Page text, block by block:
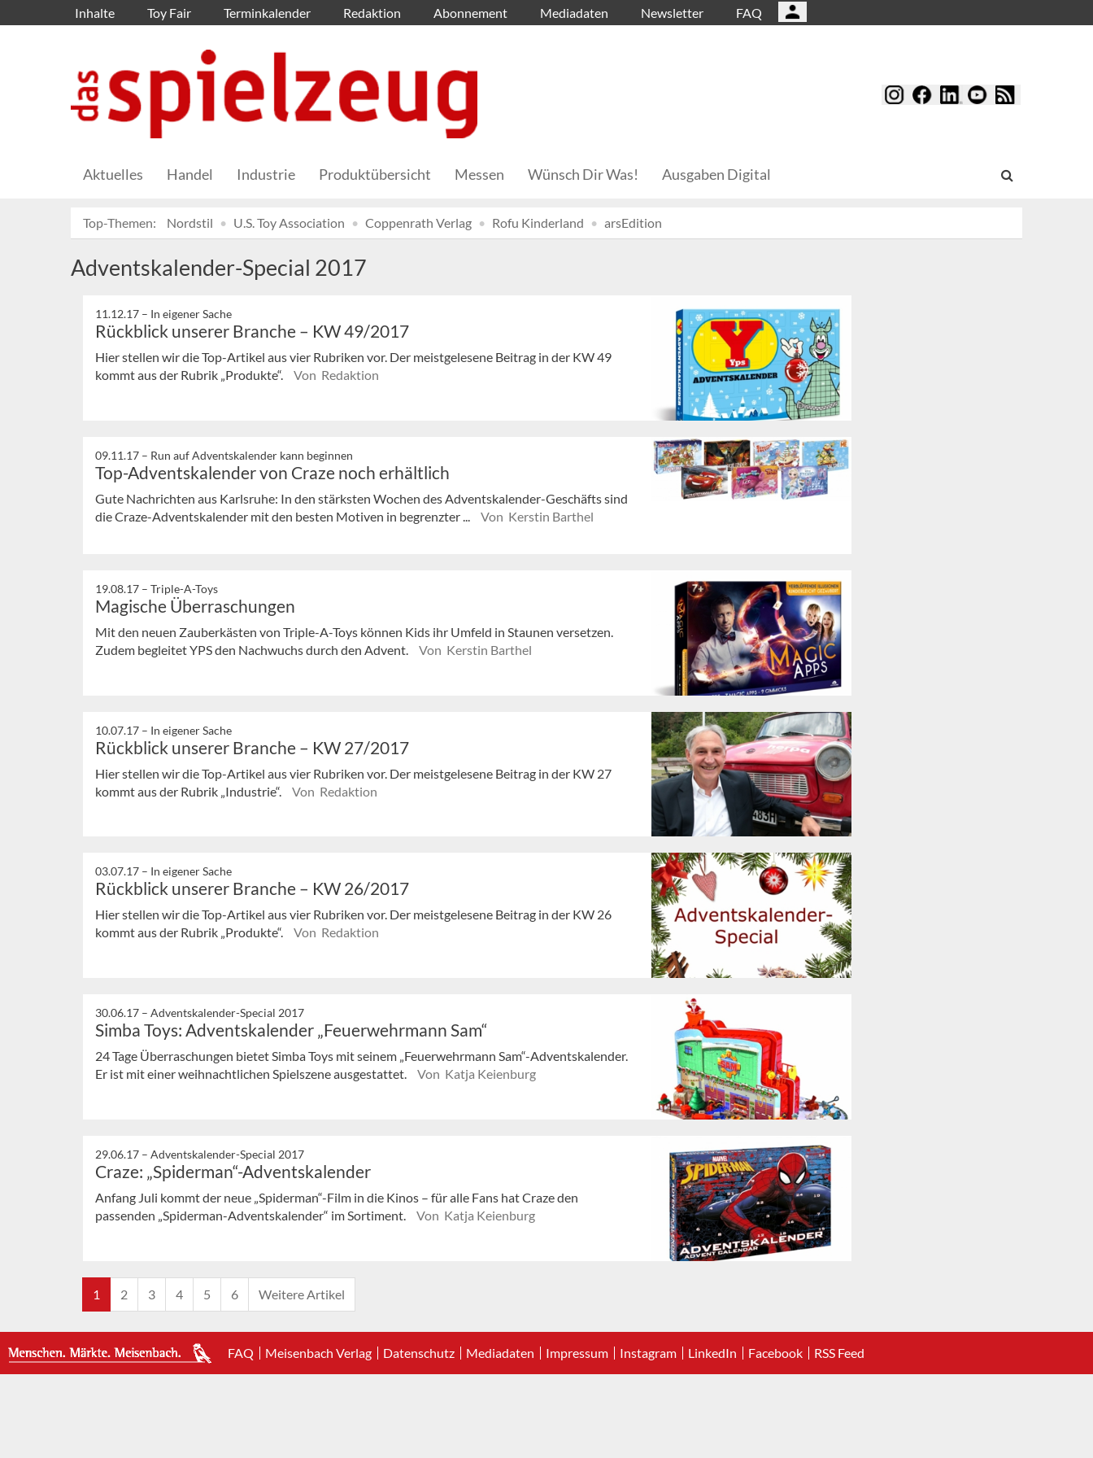
Inhalte Toy Fair Terminkalender Redaktion Abonnement Mediadaten Newsletter FAQ
Aktuelles Handel Industrie Produktübersicht Messen Wünsch Dir Was! Ausgaben Digital
Top-Themen: Nordstil U.S. Toy Association Coppenrath Verlag Rofu Kinderland arsEdition
Adventskalender-Special 2017
11.12.17 – In eigener Sache
Rückblick unserer Branche – KW 49/2017
Hier stellen wir die Top-Artikel aus vier Rubriken vor. Der meistgelesene Beitrag in der KW 49
kommt aus der Rubrik „Produkte“.
Von Redaktion
09.11.17 – Run auf Adventskalender kann beginnen
Top-Adventskalender von Craze noch erhältlich
Gute Nachrichten aus Karlsruhe: In den stärksten Wochen des Adventskalender-Geschäfts sind
die Craze-Adventskalender mit den besten Motiven in begrenzter ...
Von Kerstin Barthel
19.08.17 – Triple-A-Toys
Magische Überraschungen
Mit den neuen Zauberkästen von Triple-A-Toys können Kids ihr Umfeld in Staunen versetzen.
Zudem begleitet YPS den Nachwuchs durch den Advent.
Von Kerstin Barthel
10.07.17 – In eigener Sache
Rückblick unserer Branche – KW 27/2017
Hier stellen wir die Top-Artikel aus vier Rubriken vor. Der meistgelesene Beitrag in der KW 27
kommt aus der Rubrik „Industrie“.
Von Redaktion
03.07.17 – In eigener Sache
Rückblick unserer Branche – KW 26/2017
Hier stellen wir die Top-Artikel aus vier Rubriken vor. Der meistgelesene Beitrag in der KW 26
kommt aus der Rubrik „Produkte“.
Von Redaktion
30.06.17 – Adventskalender-Special 2017
Simba Toys: Adventskalender „Feuerwehrmann Sam“
24 Tage Überraschungen bietet Simba Toys mit seinem „Feuerwehrmann Sam“-Adventskalender.
Er ist mit einer weihnachtlichen Spielszene ausgestattet.
Von Katja Keienburg
29.06.17 – Adventskalender-Special 2017
Craze: „Spiderman“-Adventskalender
Anfang Juli kommt der neue „Spiderman“-Film in die Kinos – für alle Fans hat Craze den
passenden „Spiderman-Adventskalender“ im Sortiment.
Von Katja Keienburg
1 2 3 4 5 6 Weitere Artikel
FAQ Meisenbach Verlag Datenschutz Mediadaten Impressum Instagram LinkedIn Facebook RSS Feed